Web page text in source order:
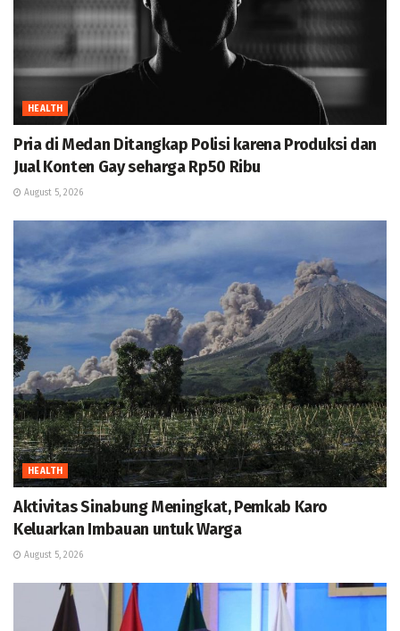
HEALTH
Pria di Medan Ditangkap Polisi karena Produksi dan
Jual Konten Gay seharga Rp50 Ribu
August 5, 2026
HEALTH
Aktivitas Sinabung Meningkat, Pemkab Karo
Keluarkan Imbauan untuk Warga
August 5, 2026